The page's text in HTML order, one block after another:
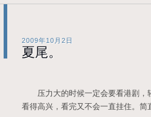
2009年10月2日
夏尾。
压力大的时候一定会要看港剧，
看得高兴，看完又不会一直挂住。